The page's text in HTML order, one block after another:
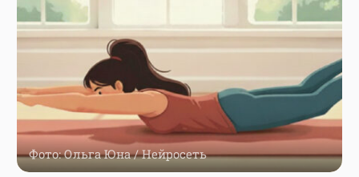
Фото: Ольга Юна / Нейросеть